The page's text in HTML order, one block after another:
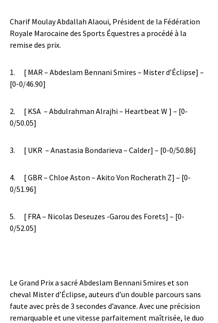
Charif Moulay Abdallah Alaoui, Président de la Fédération
Royale Marocaine des Sports Équestres a procédé à la
remise des prix.
1. [ MAR – Abdeslam Bennani Smires – Mister d’Éclipse] –
[0-0/46.90]
2. [ KSA – Abdulrahman Alrajhi – Heartbeat W ] – [0-
0/50.05]
3. [ UKR – Anastasia Bondarieva – Calder] – [0-0/50.86]
4. [ GBR – Chloe Aston – Akito Von Rocherath Z] – [0-
0/51.96]
5. [ FRA – Nicolas Deseuzes -Garou des Forets] – [0-
0/52.05]
Le Grand Prix a sacré Abdeslam Bennani Smires et son
cheval Mister d’Éclipse, auteurs d’un double parcours sans
faute avec près de 3 secondes d’avance. Avec une précision
remarquable et une vitesse parfaitement maîtrisée, le duo